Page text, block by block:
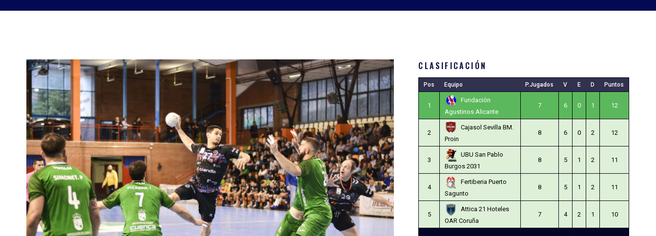
CLASIFICACIÓN
Pos Equipo P.Jugados V E D Puntos
1
Fundación
Agustinos Alicante
7 6 0 1 12
2
Cajasol Sevilla BM.
Proin
8 6 0 2 12
3
UBU San Pablo
Burgos 2031
8 5 1 2 11
4
Fertiberia Puerto
Sagunto
8 5 1 2 11
5
Attica 21 Hoteles
OAR Coruña
7 4 2 1 10